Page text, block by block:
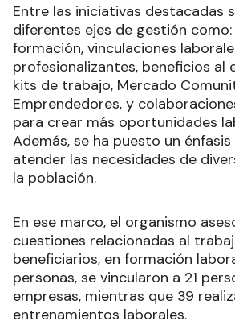
Entre las iniciativas destacadas
diferentes ejes de gestión
formación, vinculaciones
profesionalizantes, beneficios al
kits de trabajo, Mercado
Emprendedores, y
para crear más oportunidades
Además, se ha puesto un
atender las necesidades de
la población.
En ese marco, el organismo
cuestiones relacionadas al
beneficiarios, en formación
personas, se vincularon a 21
empresas, mientras que 39
entrenamientos laborales.